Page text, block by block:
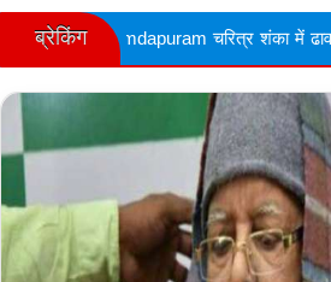
ब्रेकिंग
चरित्र शंका में ढावा संचालक और भाजपा